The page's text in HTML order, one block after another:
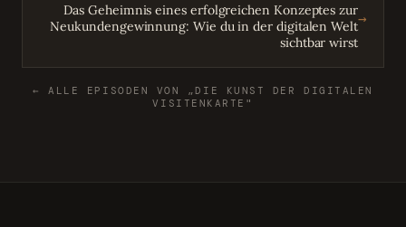
Das Geheimnis eines erfolgreichen Konzeptes zur
Neukundengewinnung: Wie du in der digitalen Welt
sichtbar wirst
→
← ALLE EPISODEN VON „DIE KUNST DER DIGITALEN
VISITENKARTE"